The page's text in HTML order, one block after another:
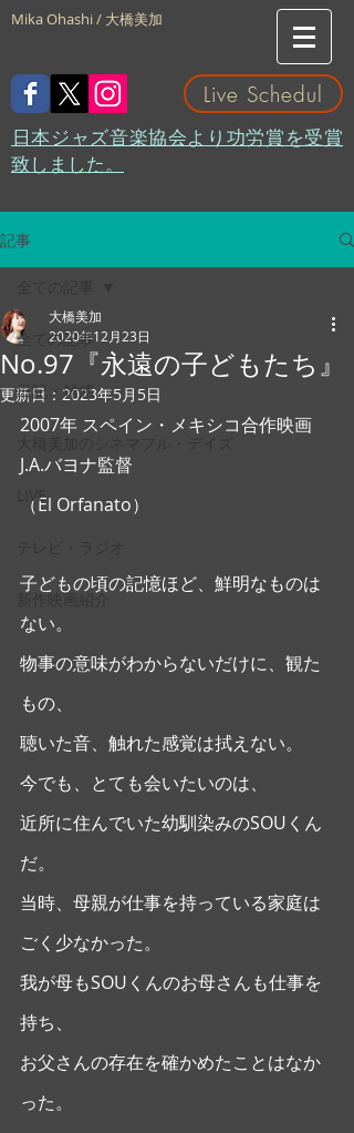
Mika Ohashi / 大橋美加
Live Schedul
​日本ジャズ音楽協会より功労賞を受賞
致しました。
記事
全ての記事
日記・雑感
LIVE
新作映画紹介
No.97『永遠の子どもたち』
大橋美加
2020年12月23日
更新日： 2023年5月5日
2007年 スペイン・メキシコ合作映画
J.A.バヨナ監督
（El Orfanato）
子どもの頃の記憶ほど、鮮明なものは
ない。
物事の意味がわからないだけに、観た
もの、
聴いた音、触れた感覚は拭えない。
今でも、とても会いたいのは、
近所に住んでいた幼馴染みのSOUくん
だ。
当時、母親が仕事を持っている家庭は
ごく少なかった。
我が母もSOUくんのお母さんも仕事を
持ち、
お父さんの存在を確かめたことはなか
った。